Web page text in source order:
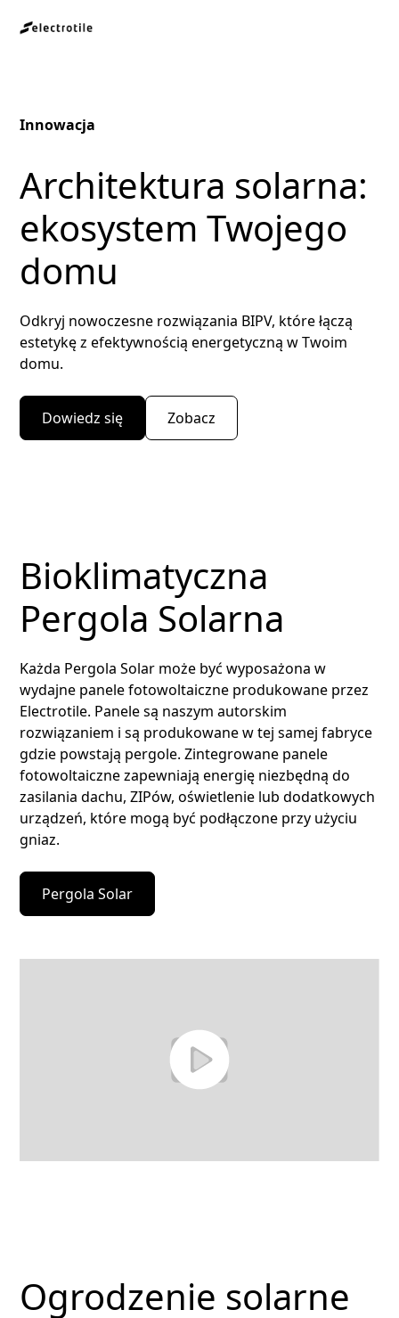
Innowacja
Architektura solarna:
ekosystem Twojego
domu
Odkryj nowoczesne rozwiązania BIPV, które łączą
estetykę z efektywnością energetyczną w Twoim
domu.
Dowiedz się Zobacz
Bioklimatyczna
Pergola Solarna
Każda Pergola Solar może być wyposażona w
wydajne panele fotowoltaiczne produkowane przez
Electrotile. Panele są naszym autorskim
rozwiązaniem i są produkowane w tej samej fabryce
gdzie powstają pergole. Zintegrowane panele
fotowoltaiczne zapewniają energię niezbędną do
zasilania dachu, ZIPów, oświetlenie lub dodatkowych
urządzeń, które mogą być podłączone przy użyciu
gniaz.
Pergola Solar
Ogrodzenie solarne